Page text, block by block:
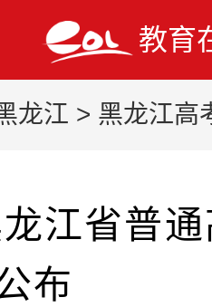
教育
龙江 > 黑龙江高
江省普
布